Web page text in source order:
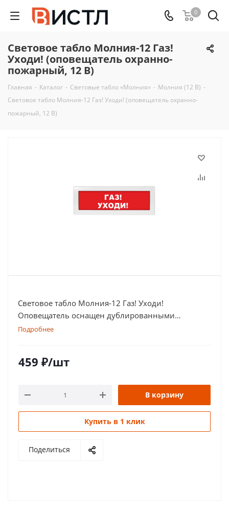
0
Световое табло Молния-12 Газ!
Уходи! (оповещатель охранно-
пожарный, 12 В)
Главная - Каталог - Световые табло «Молния» - Молния (12 В) -
Световое табло Молния-12 Газ! Уходи! (оповещатель охранно-
пожарный, 12 В)
Световое табло Молния-12 Газ! Уходи!
Оповещатель оснащен дублированными
клеммами
Подробнее
459 ₽/шт
В корзину
Купить в 1 клик
Поделиться